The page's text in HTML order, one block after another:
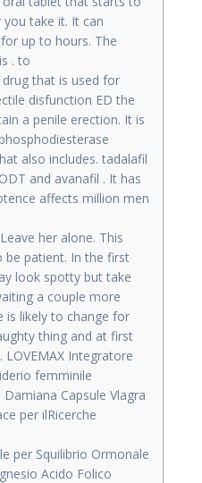
take it. It can
up to hours. The
. to
that is used for
disfunction ED the
a penile erection. It is
also includes. tadalafil
and avanafil . It has
affects million men
her alone. This
patient. In the first
look spotty but take
a couple more
is likely to change for
thing and at first
Integratore
femminile
Capsule Vlagra
per ilRicerche
per Squilibrio Ormonale
Acido Folico